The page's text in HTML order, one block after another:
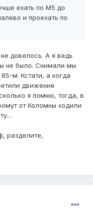
ехать по М5 до
и проехать по
довелось. А я ведь
не было. Снимали мы
м. Кстати, а когда
движение
я помню, тогда, в
от Коломны ходили
разделите,